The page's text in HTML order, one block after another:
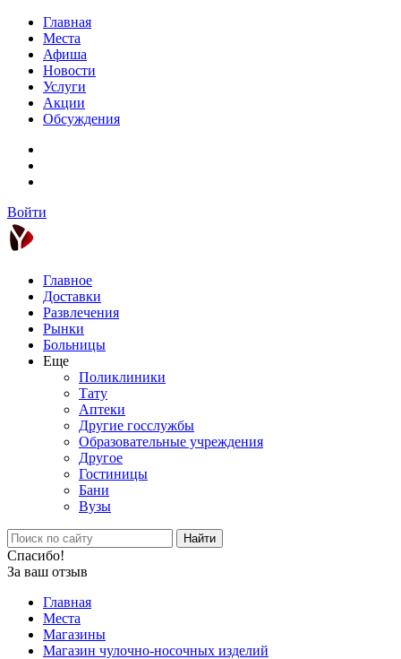
Главная
Места
Афиша
Новости
Услуги
Акции
Обсуждения
Войти
Главное
Доставки
Развлечения
Рынки
Больницы
Еще
Поликлиники
Тату
Аптеки
Другие госслужбы
Образовательные учреждения
Другое
Гостиницы
Бани
Вузы
Найти
Спасибо!
За ваш отзыв
Главная
Места
Магазины
Магазин чулочно-носочных изделий